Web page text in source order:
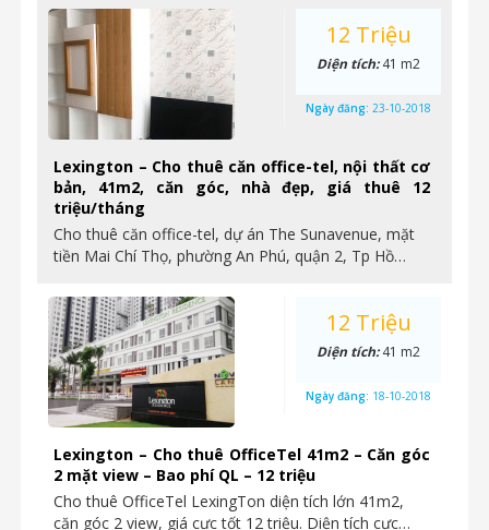
Lexington – Cho thuê căn office-tel, nội thất cơ
bản, 41m2, căn góc, nhà đẹp, giá thuê 12
triệu/tháng
Cho thuê căn office-tel, dự án The Sunavenue, mặt
tiền Mai Chí Thọ, phường An Phú, quận 2, Tp Hồ…
12 Triệu
Diện tích:41 m2
Ngày đăng: 23-10-2018
Lexington – Cho thuê OfficeTel 41m2 – Căn góc
2 mặt view – Bao phí QL – 12 triệu
Cho thuê OfficeTel LexingTon diện tích lớn 41m2,
căn góc 2 view, giá cực tốt 12 triệu. Diện tích cực…
12 Triệu
Diện tích:41 m2
Ngày đăng: 18-10-2018